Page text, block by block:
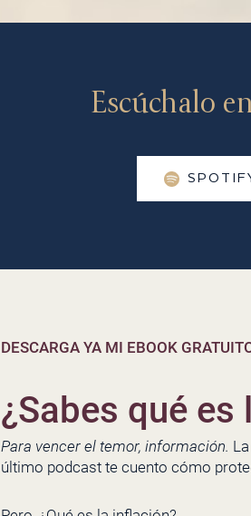
Escúchalo
DESCARGA YA MI EBOOK
¿Sabes qué
Para vencer el temor, información.
último podcast te cuento cómo